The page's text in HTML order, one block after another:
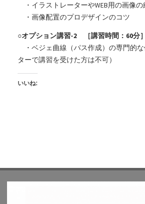
・イラストレーターやWEB用の画像の
・画像配置のプロデザインのコツ
○オプション講習-2 ［講習時間：60分
・ベジェ曲線（パス作成）の専門的
ターで講習を受けた方は不可）
いいね: